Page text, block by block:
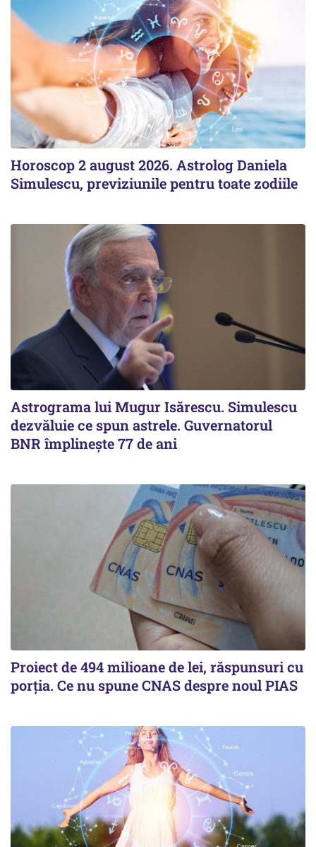
Horoscop 2 august 2026. Astrolog Daniela
Simulescu, previziunile pentru toate zodiile
Astrograma lui Mugur Isărescu. Simulescu
dezvăluie ce spun astrele. Guvernatorul
BNR împlinește 77 de ani
Proiect de 494 milioane de lei, răspunsuri cu
porția. Ce nu spune CNAS despre noul PIAS